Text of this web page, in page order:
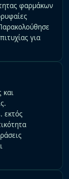
φαρμάκων
για
και
εκτός